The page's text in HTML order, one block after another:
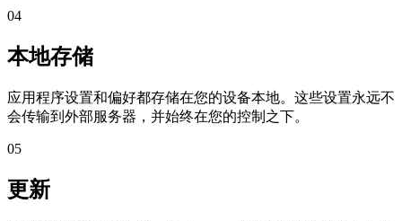
04
本地存储
应用程序设置和偏好都存储在您的设备本地。这些设置永远不
会传输到外部服务器，并始终在您的控制之下。
05
更新